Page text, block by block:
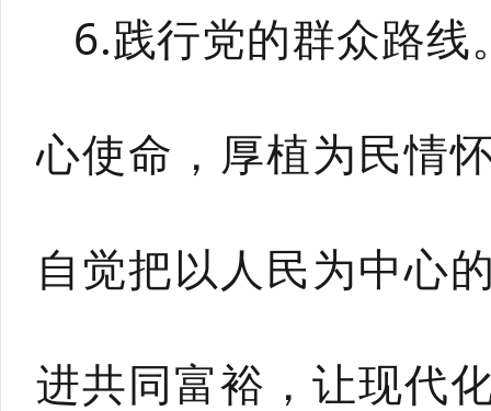
6.践行党的群众路
心使命，厚植为民情
自觉把以人民为中心
进共同富裕，让现代